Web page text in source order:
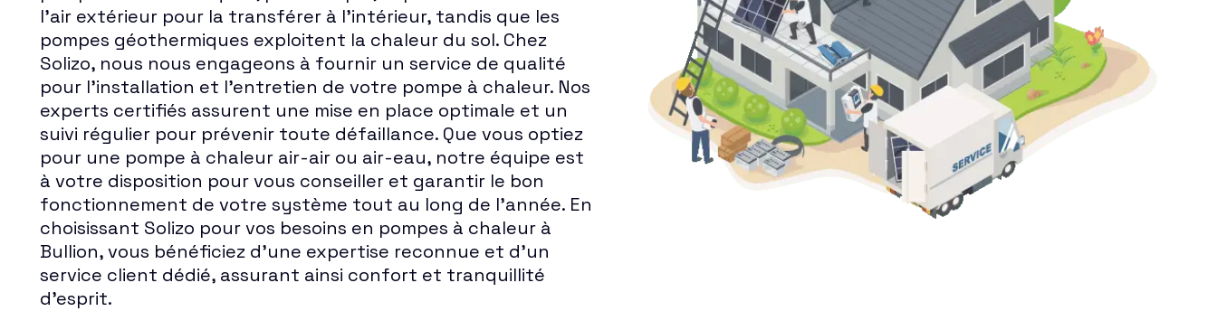
l'air extérieur pour la transférer à l'intérieur, tandis que les
pompes géothermiques exploitent la chaleur du sol. Chez
Solizo, nous nous engageons à fournir un service de qualité
pour l'installation et l'entretien de votre pompe à chaleur. Nos
experts certifiés assurent une mise en place optimale et un
suivi régulier pour prévenir toute défaillance. Que vous optiez
pour une pompe à chaleur air-air ou air-eau, notre équipe est
à votre disposition pour vous conseiller et garantir le bon
fonctionnement de votre système tout au long de l'année. En
choisissant Solizo pour vos besoins en pompes à chaleur à
Bullion, vous bénéficiez d'une expertise reconnue et d'un
service client dédié, assurant ainsi confort et tranquillité
d'esprit.